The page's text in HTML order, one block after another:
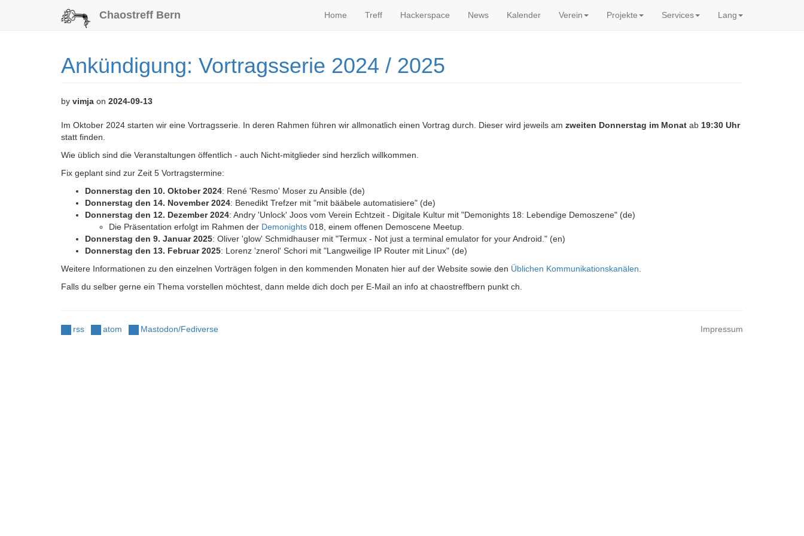
Chaostreff Bern Home Treff Hackerspace News Kalender Verein Projekte Services Lang
Ankündigung: Vortragsserie 2024 / 2025
by vimja on 2024-09-13
Im Oktober 2024 starten wir eine Vortragsserie. In deren Rahmen führen wir allmonatlich einen Vortrag durch. Dieser wird jeweils am zweiten Donnerstag im Monat ab 19:30 Uhr
statt finden.
Wie üblich sind die Veranstaltungen öffentlich - auch Nicht-mitglieder sind herzlich willkommen.
Fix geplant sind zur Zeit 5 Vortragstermine:
Donnerstag den 10. Oktober 2024: René 'Resmo' Moser zu Ansible (de)
Donnerstag den 14. November 2024: Benedikt Trefzer mit "mit bääbele automatisiere" (de)
Donnerstag den 12. Dezember 2024: Andry 'Unlock' Joos vom Verein Echtzeit - Digitale Kultur mit "Demonights 18: Lebendige Demoszene" (de)
Die Präsentation erfolgt im Rahmen der Demonights 018, einem offenen Demoscene Meetup.
Donnerstag den 9. Januar 2025: Oliver 'glow' Schmidhauser mit "Termux - Not just a terminal emulator for your Android." (en)
Donnerstag den 13. Februar 2025: Lorenz 'znerol' Schori mit "Langweilige IP Router mit Linux" (de)
Weitere Informationen zu den einzelnen Vorträgen folgen in den kommenden Monaten hier auf der Website sowie den Üblichen Kommunikationskanälen
Falls du selber gerne ein Thema vorstellen möchtest, dann melde dich doch per E-Mail an info at chaostreffbern punkt ch.
rss atom Mastodon/Fediverse Impressum